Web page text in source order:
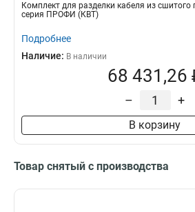
Комплект для разделки кабеля из сшитого
серия ПРОФИ (КВТ)
Подробнее
Наличие: В наличии
68 431,26
– +
В корзину
Товар снятый с производства